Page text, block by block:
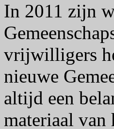
In 2011 zijn
vrijwilligers
nieuwe
altijd een
materiaal van